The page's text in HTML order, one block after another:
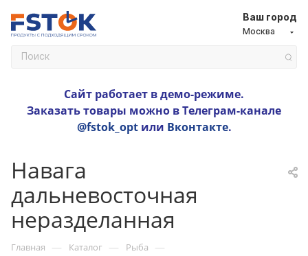
Ваш город
Москва
Сайт работает в демо-режиме.
Заказать товары можно в Телеграм-канале
@fstok_optили Вконтакте.
Навага
дальневосточная
неразделанная
Главная — Каталог — Рыба —